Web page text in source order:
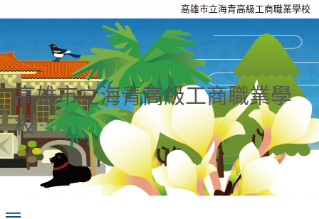
高雄市立海青高級工商職業學校
高雄市立海青高級工商職業學
校